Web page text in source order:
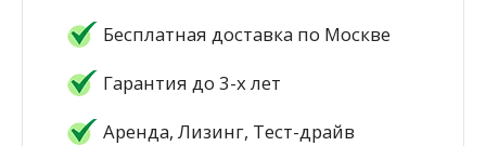
Бесплатная доставка по Москве
Гарантия до 3-х лет
Аренда, Лизинг, Тест-драйв